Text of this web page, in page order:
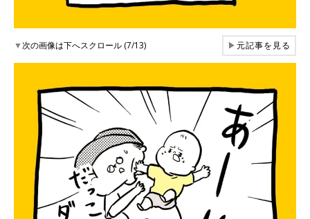
▼次の画像は下へスクロール (7/13) ▶元記事を見る